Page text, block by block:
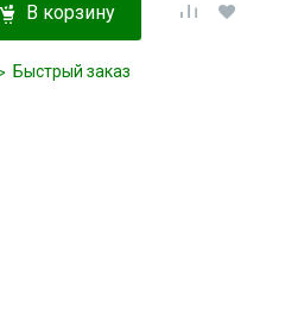
В корзину
Быстрый заказ